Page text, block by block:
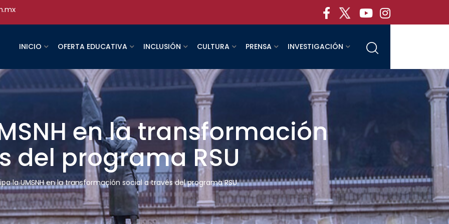
INICIO OFERTA EDUCATIVA INCLUSIÓN CULTURA PRENSA INVESTIGACIÓN
en la transformación
del programa RSU
la UMSNH en la transformación social a través del programa RSU